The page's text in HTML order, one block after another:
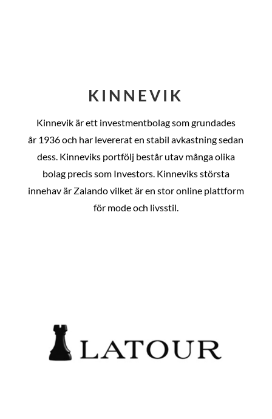
KINNEVIK
Kinnevik är ett investmentbolag som grundades
år 1936 och har levererat en stabil avkastning sedan
dess. Kinneviks portfölj består utav många olika
bolag precis som Investors. Kinneviks största
innehav är Zalando vilket är en stor online plattform
för mode och livsstil.